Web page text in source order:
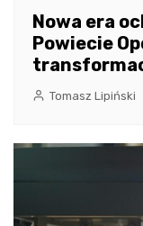
Nowa era
Powiecie
Tomasz Lipiński